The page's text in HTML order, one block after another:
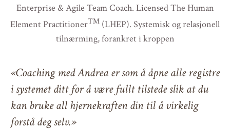
Enterprise & Agile Team Coach. Licensed The Human
Element Practitioner™ (LHEP). Systemisk og relasjonell
tilnærming, forankret i kroppen
«Coaching med Andrea er som å åpne alle registre
i systemet ditt for å være fullt tilstede slik at du
kan bruke all hjernekraften din til å virkelig
forstå deg selv.»